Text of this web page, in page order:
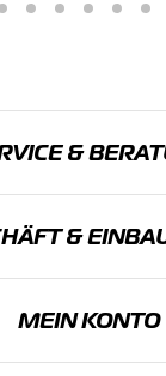
&
&
MEIN KONTO